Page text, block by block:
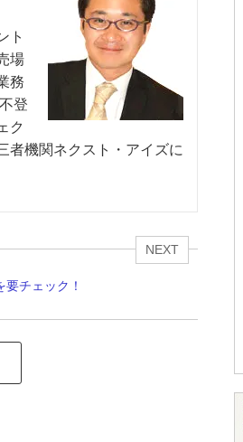
ト
場
務
登
ク
者機関ネクスト・アイズに
NEXT
要チェック！